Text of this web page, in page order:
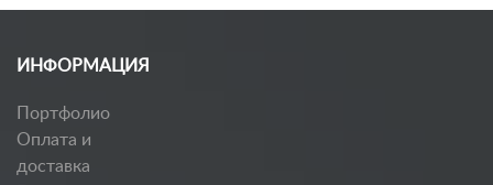
ИНФОРМАЦИЯ
Портфолио
Оплата и
доставка